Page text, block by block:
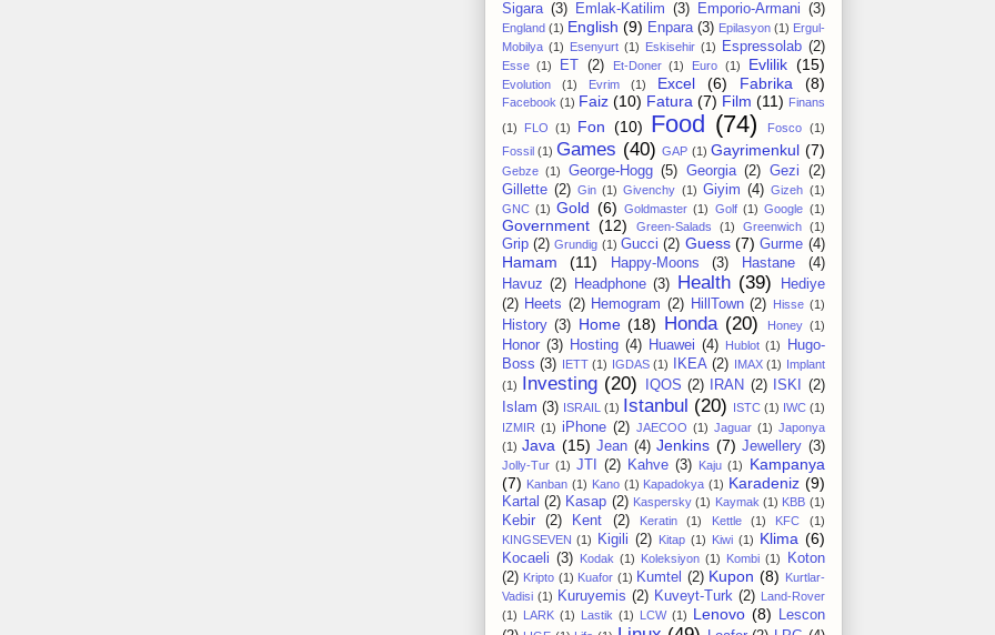
Sigara (3) Emlak-Katilim (3) Emporio-Armani (3)
England (1) English (9) Enpara (3) Epilasyon (1) Ergul-
Mobilya (1) Esenyurt (1) Eskisehir (1) Espressolab (2)
Esse (1) ET (2) Et-Doner (1) Euro (1) Evlilik (15)
Evolution (1) Evrim (1) Excel (6) Fabrika (8)
Facebook (1) Faiz (10) Fatura (7) Film (11) Finans
(1)
FLO (1) Fon (10) Food (74) Fosco (1)
Fossil (1) Games (40) GAP (1) Gayrimenkul (7)
Gebze (1) George-Hogg (5) Georgia (2) Gezi
(2)
Gillette (2) Gin (1) Givenchy (1) Giyim (4) Gizeh (1)
GNC (1) Gold (6) Goldmaster (1) Golf (1) Google (1)
Government (12) Green-Salads (1) Greenwich (1)
Grip (2) Grundig (1) Gucci (2) Guess (7) Gurme (4)
Hamam (11) Happy-Moons (3) Hastane
(4)
Havuz (2) Headphone (3) Health (39)
Hediye
(2) Heets (2) Hemogram (2) HillTown (2) Hisse (1)
History (3) Home (18) Honda (20) Honey (1)
Honor (3) Hosting (4) Huawei (4) Hublot (1)
Hugo-
Boss (3) IETT (1) IGDAS (1) IKEA (2) IMAX (1) Implant
(1) Investing (20) IQOS (2) IRAN (2) ISKI
(2)
Islam (3) ISRAIL (1) Istanbul (20) ISTC (1) IWC (1)
IZMIR (1) iPhone (2) JAECOO (1) Jaguar (1) Japonya
(1) Java (15) Jean (4) Jenkins (7) Jewellery (3)
Jolly-Tur (1) JTI (2) Kahve (3) Kaju (1)
Kampanya
(7) Kanban (1) Kano (1) Kapadokya (1) Karadeniz (9)
Kartal (2) Kasap (2) Kaspersky (1) Kaymak (1) KBB (1)
Kebir (2) Kent (2) Keratin (1) Kettle (1) KFC
(1)
KINGSEVEN (1) Kigili (2) Kitap (1) Kiwi (1) Klima (6)
Kocaeli (3) Kodak (1) Koleksiyon (1) Kombi (1)
Koton
(2) Kripto (1) Kuafor (1) Kumtel (2) Kupon (8) Kurtlar-
Vadisi (1) Kuruyemis (2) Kuveyt-Turk (2) Land-Rover
(1) LARK (1) Lastik (1) LCW (1) Lenovo (8)
Lescon